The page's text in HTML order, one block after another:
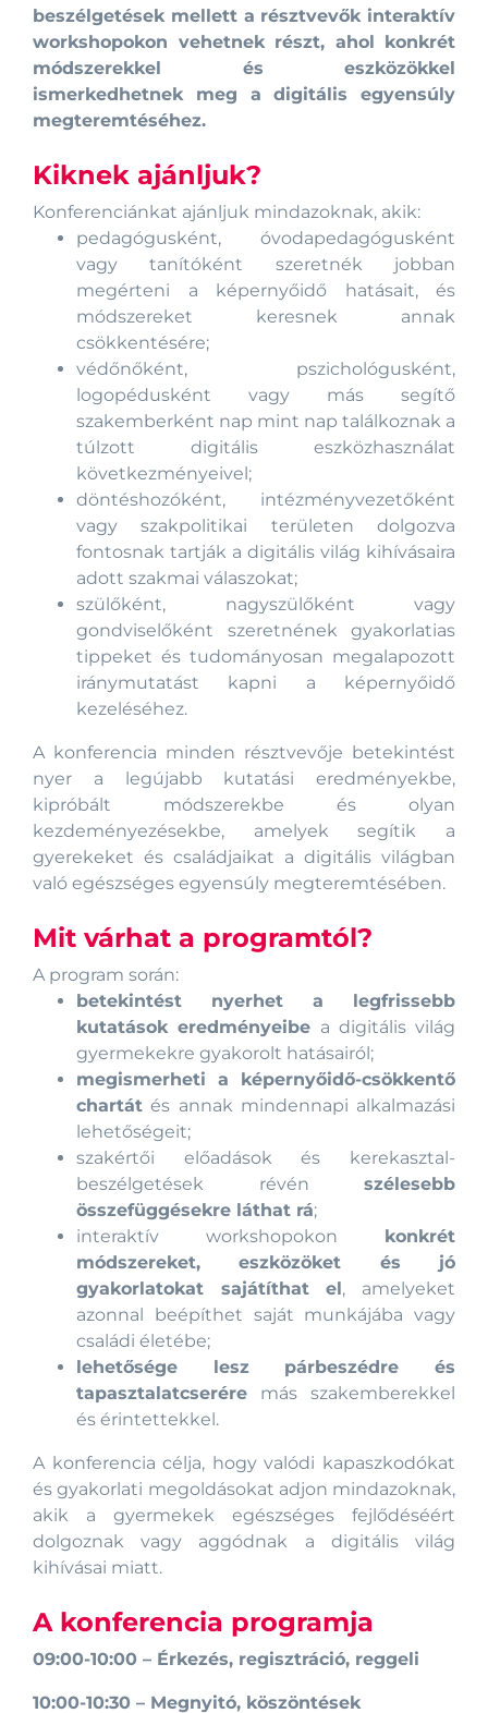
beszélgetések mellett a résztvevők interaktív
workshopokon vehetnek részt, ahol konkrét
módszerekkel és eszközökkel
ismerkedhetnek meg a digitális egyensúly
megteremtéséhez.
Kiknek ajánljuk?
Konferenciánkat ajánljuk mindazoknak, akik:
pedagógusként, óvodapedagógusként
vagy tanítóként szeretnék jobban
megérteni a képernyőidő hatásait, és
módszereket keresnek annak
csökkentésére;
védőnőként, pszichológusként,
logopédusként vagy más segítő
szakemberként nap mint nap találkoznak a
túlzott digitális eszközhasználat
következményeivel;
döntéshozóként, intézményvezetőként
vagy szakpolitikai területen dolgozva
fontosnak tartják a digitális világ kihívásaira
adott szakmai válaszokat;
szülőként, nagyszülőként vagy
gondviselőként szeretnének gyakorlatias
tippeket és tudományosan megalapozott
iránymutatást kapni a képernyőidő
kezeléséhez.
A konferencia minden résztvevője betekintést
nyer a legújabb kutatási eredményekbe,
kipróbált módszerekbe és olyan
kezdeményezésekbe, amelyek segítik a
gyerekeket és családjaikat a digitális világban
való egészséges egyensúly megteremtésében.
Mit várhat a programtól?
A program során:
betekintést nyerhet a legfrissebb
kutatások eredményeibe a digitális világ
gyermekekre gyakorolt hatásairól;
megismerheti a képernyőidő-csökkentő
chartát és annak mindennapi alkalmazási
lehetőségeit;
szakértői előadások és kerekasztal-
beszélgetések révén szélesebb
összefüggésekre láthat rá;
interaktív workshopokon konkrét
módszereket, eszközöket és jó
gyakorlatokat sajátíthat el, amelyeket
azonnal beépíthet saját munkájába vagy
családi életébe;
lehetősége lesz párbeszédre és
tapasztalatcserére más szakemberekkel
és érintettekkel.
A konferencia célja, hogy valódi kapaszkodókat
és gyakorlati megoldásokat adjon mindazoknak,
akik a gyermekek egészséges fejlődéséért
dolgoznak vagy aggódnak a digitális világ
kihívásai miatt.
A konferencia programja
09:00-10:00 – Érkezés, regisztráció, reggeli
10:00-10:30 – Megnyitó, köszöntések